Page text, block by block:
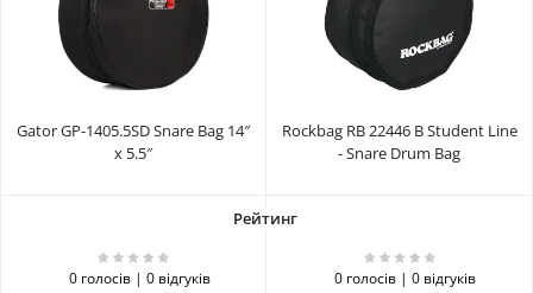
Gator GP-1405.5SD Snare Bag 14″
x 5.5″
Rockbag RB 22446 B Student Line
- Snare Drum Bag
0 голосів | 0 відгуків 0 голосів | 0 відгуків